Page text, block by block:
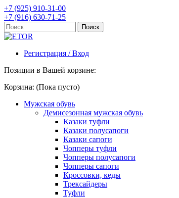
+7 (925) 910-31-00
+7 (916) 630-71-25
Регистрация / Вход
Позиции в Вашей корзине:
Корзина: (Пока пусто)
Мужская обувь
Демисезонная мужская обувь
Казаки туфли
Казаки полусапоги
Казаки сапоги
Чопперы туфли
Чопперы полусапоги
Чопперы сапоги
Кроссовки, кеды
Трексайдеры
Туфли